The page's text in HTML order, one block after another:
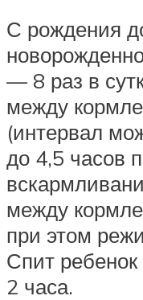
С рождения
— 8 раз в
между
(интервал
до 4,5 часов
между
при этом
Спит
2 часа.